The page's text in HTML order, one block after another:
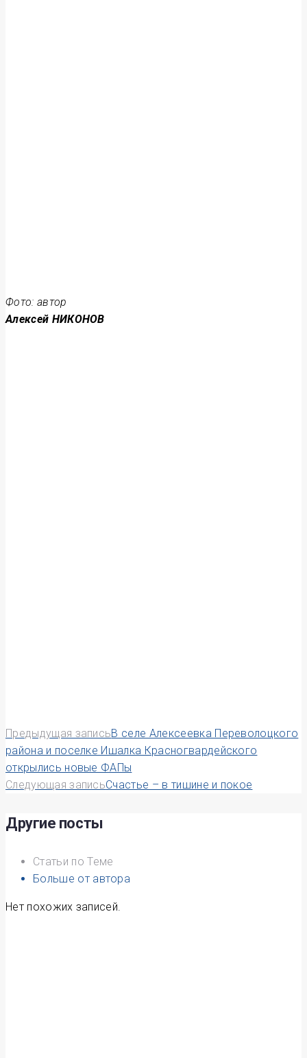
Фото: автор
Алексей НИКОНОВ
Навигация
по
записям
Предыдущая записьВ селе Алексеевка Переволоцкого
района и поселке Ишалка Красногвардейского
открылись новые ФАПы
Следующая записьСчастье – в тишине и покое
Другие посты
Статьи по Теме
Больше от автора
Нет похожих записей.